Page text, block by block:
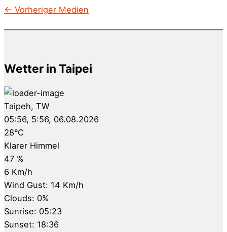
← Vorheriger Medien
Wetter in Taipei
Taipeh, TW
05:56, 5:56, 06.08.2026
28°C
Klarer Himmel
47 %
6 Km/h
Wind Gust: 14 Km/h
Clouds: 0%
Sunrise: 05:23
Sunset: 18:36